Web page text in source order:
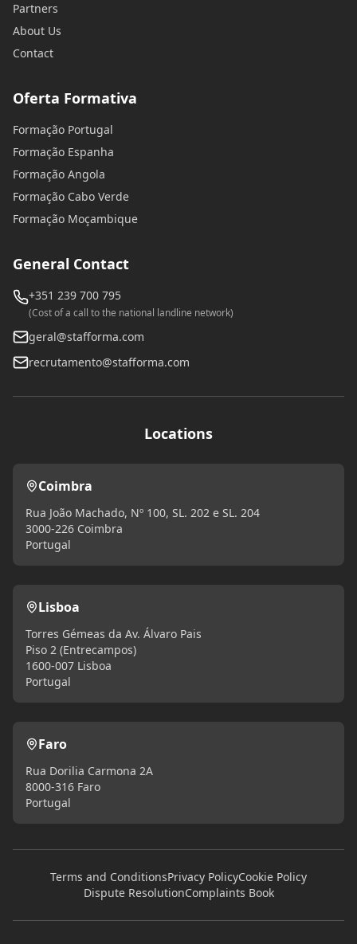
Partners
About Us
Contact
Oferta Formativa
Formação Portugal
Formação Espanha
Formação Angola
Formação Cabo Verde
Formação Moçambique
General Contact
+351 239 700 795
(Cost of a call to the national landline network)
geral@stafforma.com
recrutamento@stafforma.com
Locations
Coimbra
Rua João Machado, Nº 100, SL. 202 e SL. 204
3000-226 Coimbra
Portugal
Lisboa
Torres Gémeas da Av. Álvaro Pais
Piso 2 (Entrecampos)
1600-007 Lisboa
Portugal
Faro
Rua Dorilia Carmona 2A
8000-316 Faro
Portugal
Terms and ConditionsPrivacy PolicyCookie Policy
Dispute ResolutionComplaints Book